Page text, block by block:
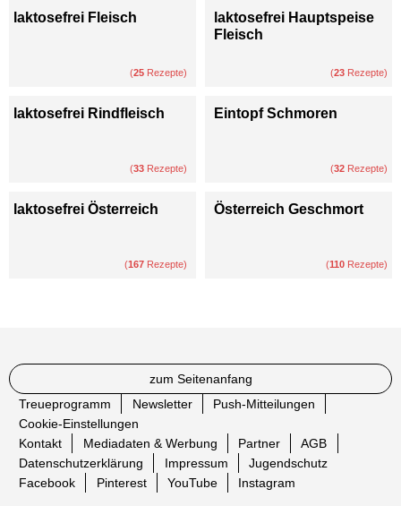
laktosefrei Fleisch
(25 Rezepte)
laktosefrei Hauptspeise
Fleisch
(23 Rezepte)
laktosefrei Rindfleisch
(33 Rezepte)
Eintopf Schmoren
(32 Rezepte)
laktosefrei Österreich
(167 Rezepte)
Österreich Geschmort
(110 Rezepte)
zum Seitenanfang
Treueprogramm
Newsletter
Push-Mitteilungen
Cookie-Einstellungen
Kontakt
Mediadaten & Werbung Partner
AGB
Datenschutzerklärung
Impressum
Jugendschutz
Facebook
Pinterest YouTube Instagram